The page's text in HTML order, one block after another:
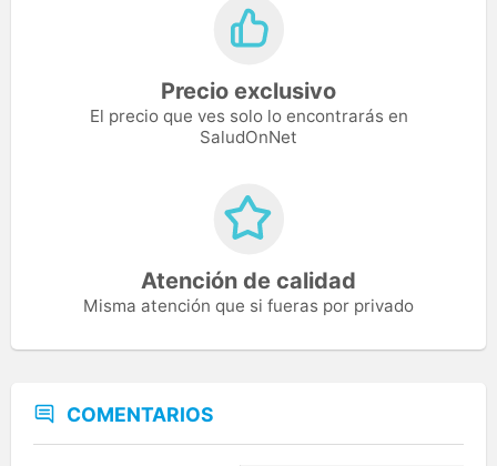
Precio exclusivo
El precio que ves solo lo encontrarás en
SaludOnNet
Atención de calidad
Misma atención que si fueras por privado
COMENTARIOS